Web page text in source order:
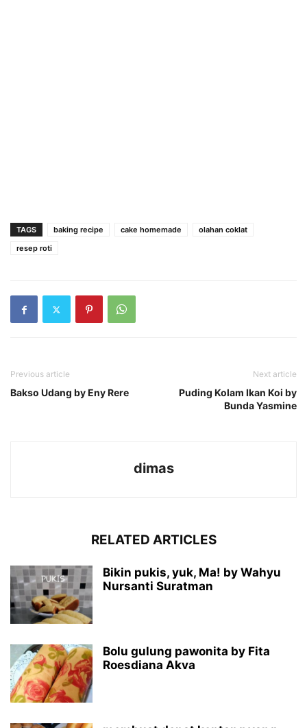
TAGS baking recipe cake homemade
olahan coklat
resep roti
Previous article
Bakso Udang by Eny Rere
Next article
Puding Kolam Ikan Koi by
Bunda Yasmine
dimas
RELATED ARTICLES
Bikin pukis, yuk, Ma! by Wahyu
Nursanti Suratman
Bolu gulung pawonita by Fita
Roesdiana Akva